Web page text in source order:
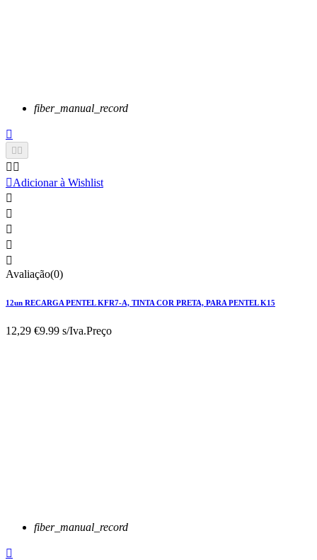
fiber_manual_record

 
 
Adicionar à Wishlist





Avaliação(0)
12un RECARGA PENTEL KFR7-A, TINTA COR PRETA, PARA PENTEL K15
12,29 €9.99 s/Iva.Preço
fiber_manual_record
